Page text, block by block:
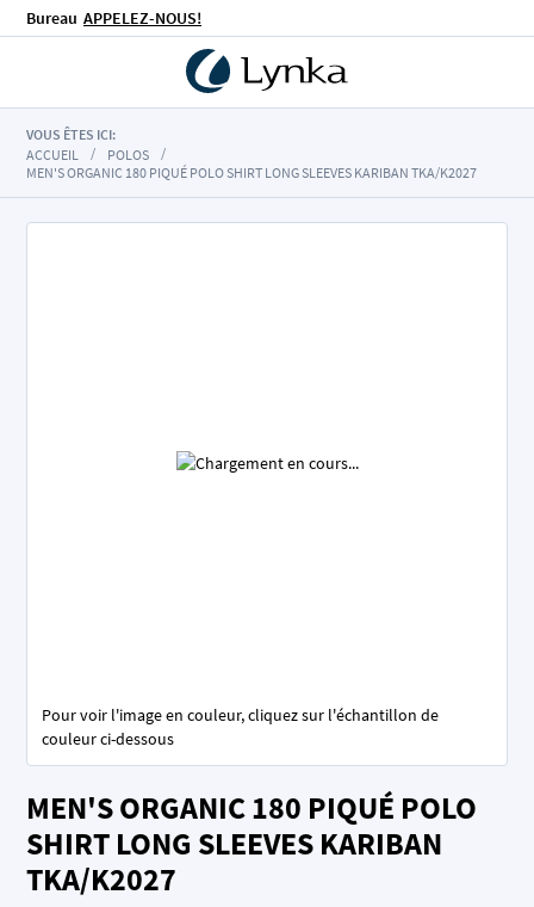
Bureau APPELEZ-NOUS!
VOUS ÊTES ICI:
ACCUEIL
POLOS
MEN'S ORGANIC 180 PIQUÉ POLO SHIRT LONG SLEEVES KARIBAN TKA/K2027
MEN'S ORGANIC 180 PIQUÉ POLO
SHIRT LONG SLEEVES KARIBAN
TKA/K2027
Pour voir l'image en couleur, cliquez sur l'échantillon de
couleur ci-dessous
to
the
beginning
of
the